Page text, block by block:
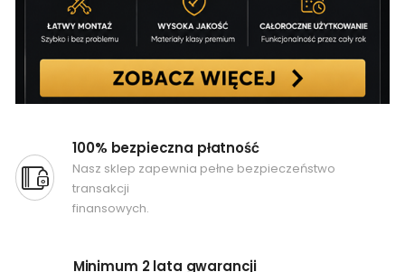
100% bezpieczna płatność
Nasz sklep zapewnia pełne bezpieczeństwo
transakcji
finansowych.
Minimum 2 lata gwarancji